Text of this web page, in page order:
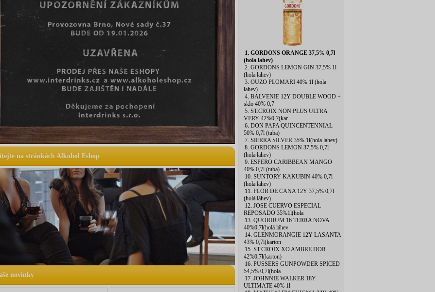
na stránkách Alkohol Eshop
novinky
1. GORDONS ORANGE 37,5% 0,7l
(hola lahev)
2. GORDONS LEMON GIN 37,5% 1l
(hola lahev)
3. OUZO PLOMARI 40% 1l (hola
lahev)
4. BALVENIE 12Y DOUBLE WOOD +
sklo 40% 0,7
5. ST.CROIX NON PLUS ULTRA
VERY 42%0,7(kar
6. DON PAPA QUINCENTENNIAL
50% 0,7l (tuba)
7. SIERRA SILVER 35% 1l(hola lahev)
8. GORDONS LEMON 37,5% 0,7l
(hola lahev)
9. ESPERO CARIBBEAN MANGO
40% 0,7l (tuba)
10. SUNTORY KAKUBIN 40% 0,7l
(hola lahev)
11. FLOR DE CANA 12Y 37,5% 0,7l
(holá láhev)
12. JOSE CUERVO ESPECIAL
REPOSADO 35%1l(hola
13. QUORHUM 16 TERRA NOVA
40%0,7l(holá láhev
14. GLENMORANGIE 12Y LASANTA
43% 0,7l(karton
15. ST.CROIX XO AMBRE DOR
42%0,7l(karton)
16. PUSSERS GUNPOWDER SPICED
54,5% 0,7l(hola
17. JOHNNIE WALKER 18Y
ULTIMATE 40% 1l